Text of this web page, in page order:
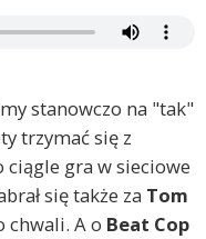
stanowczo na "tak"
trzymać się z
ciągle gra w sieciowe
się także za Tom
chwali. A o Beat Cop